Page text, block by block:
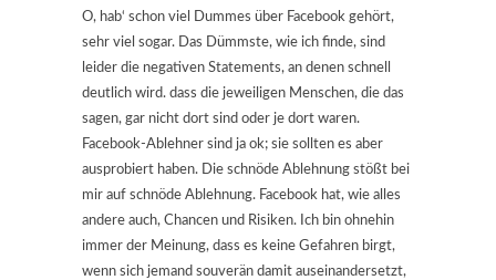
O, hab‘ schon viel Dummes über Facebook gehört,
sehr viel sogar. Das Dümmste, wie ich finde, sind
leider die negativen Statements, an denen schnell
deutlich wird. dass die jeweiligen Menschen, die das
sagen, gar nicht dort sind oder je dort waren.
Facebook-Ablehner sind ja ok; sie sollten es aber
ausprobiert haben. Die schnöde Ablehnung stößt bei
mir auf schnöde Ablehnung. Facebook hat, wie alles
andere auch, Chancen und Risiken. Ich bin ohnehin
immer der Meinung, dass es keine Gefahren birgt,
wenn sich jemand souverän damit auseinandersetzt,